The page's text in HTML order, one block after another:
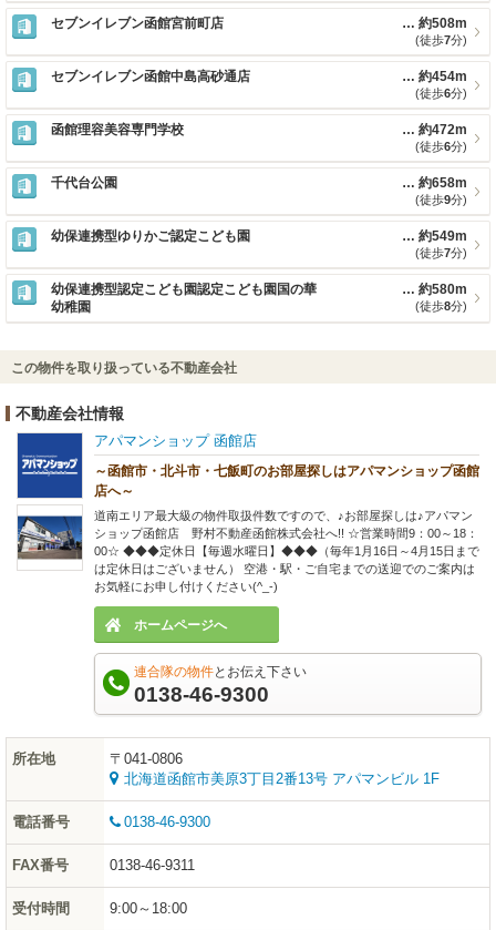
セブンイレブン函館宮前町店 約508m
(徒歩7分)
セブンイレブン函館中島高砂通店 約454m
(徒歩6分)
函館理容美容専門学校 約472m
(徒歩6分)
千代台公園 約658m
(徒歩9分)
幼保連携型ゆりかご認定こども園 約549m
(徒歩7分)
幼保連携型認定こども園認定こども園国の華
幼稚園
約580m
(徒歩8分)
この物件を取り扱っている不動産会社
不動産会社情報
アパマンショップ 函館店
～函館市・北斗市・七飯町のお部屋探しはアパマンショップ函館
店へ～
道南エリア最大級の物件取扱件数ですので、♪お部屋探しは♪アパマン
ショップ函館店 野村不動産函館株式会社へ!! ☆営業時間9：00～18：
00☆ ◆◆◆定休日【毎週水曜日】◆◆◆（毎年1月16日～4月15日まで
は定休日はございません） 空港・駅・ご自宅までの送迎でのご案内は
お気軽にお申し付けください(^_-)
ホームページへ
連合隊の物件とお伝え下さい
0138-46-9300
所在地
〒041-0806
北海道函館市美原3丁目2番13号 アパマンビル 1F
電話番号 0138-46-9300
FAX番号 0138-46-9311
受付時間 9:00～18:00